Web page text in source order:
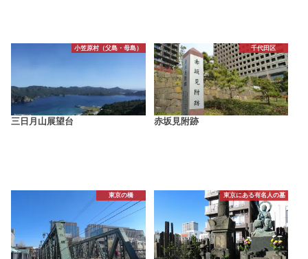
小笠原村（父島・母島）
三日月山展望台
千代田区
赤坂見附跡
東京の橋 東京にある有名人の墓